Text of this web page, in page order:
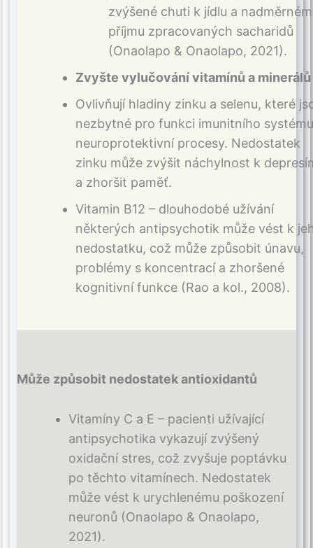
zvýšené chuti k jídlu a
příjmu zpracovaných sacharidů
(Onaolapo & Onaolapo, 2021).
Zvyšte vylučování vitamínů a minerálů
Ovlivňují hladiny zinku a selenu, které
nezbytné pro funkci imunitního
neuroprotektivní procesy. Nedostatek
zinku může zvýšit náchylnost k
a zhoršit paměť.
Vitamin B12 – dlouhodobé užívání
některých antipsychotik může vést k
nedostatku, což může způsobit únavu,
problémy s koncentrací a zhoršené
kognitivní funkce (Rao a kol., 2008).
Může způsobit nedostatek antioxidantů
Vitamíny C a E – pacienti užívající
antipsychotika vykazují zvýšený
oxidační stres, což zvyšuje poptávku
po těchto vitamínech. Nedostatek
může vést k urychlenému poškození
neuronů (Onaolapo & Onaolapo,
2021).